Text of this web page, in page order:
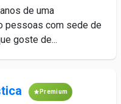
de uma
pessoas com sede de
goste de...
Premium